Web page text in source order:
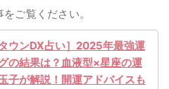
ご覧ください。
タウンDX占い］2025年最強運
の結果は？血液型×星座の運
子が解説！開運アドバイスも